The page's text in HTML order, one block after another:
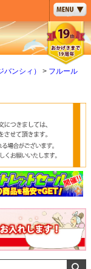
バンシィ）
フルール
ペー
ジト
ップ
へ